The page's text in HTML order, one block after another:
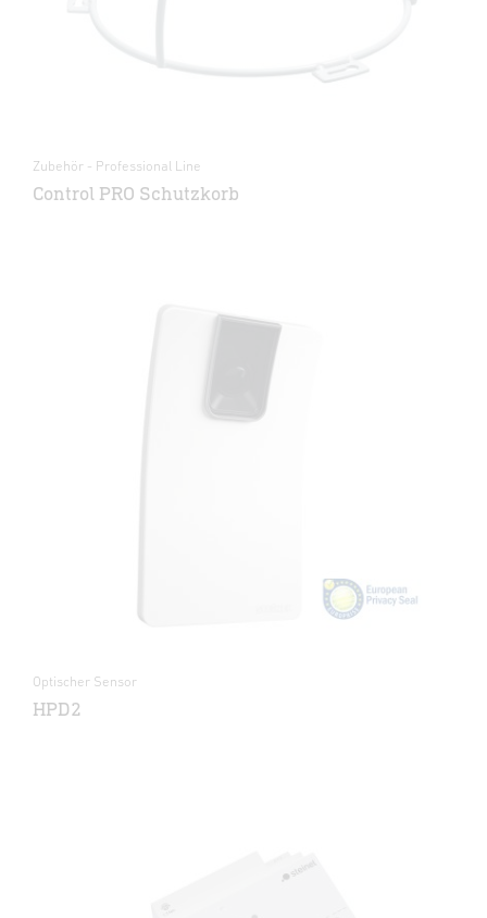
Zubehör - Professional Line
Control PRO Schutzkorb
Optischer Sensor
HPD2